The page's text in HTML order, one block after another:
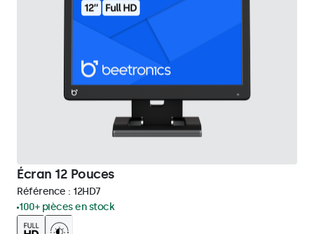
Écran 12 Pouces
Référence : 12HD7
100+ pièces en stock